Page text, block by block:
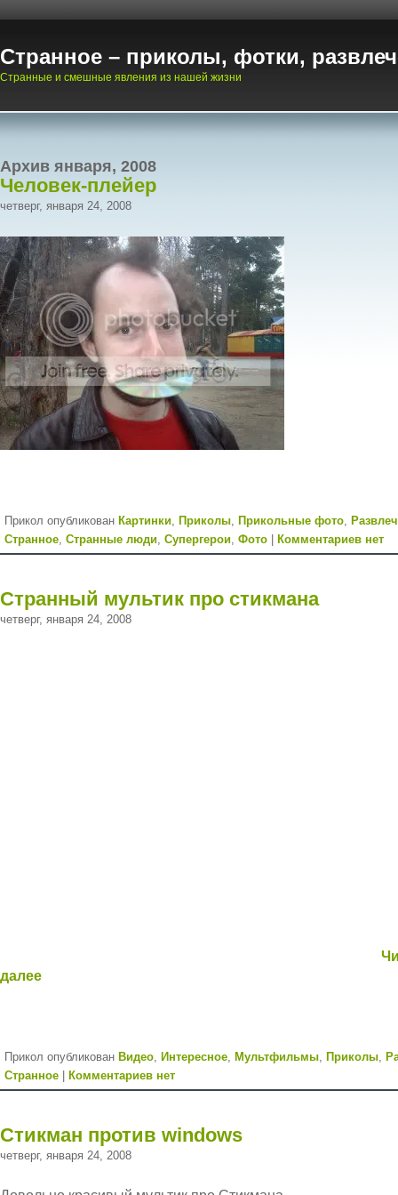
Странное – приколы, фотки,
Странные и смешные явления из нашей жизни
Архив января, 2008
Человек-плейер
четверг, января 24, 2008
Прикол опубликован Картинки, Приколы, Прикольные фото,
Странное, Странные люди, Супергерои, Фото Комментариев нет
Странный мультик про стикмана
четверг, января 24, 2008
далее
Прикол опубликован Видео, Интересное, Мультфильмы, Приколы,
Странное
Комментариев нет
Стикман против windows
четверг, января 24, 2008